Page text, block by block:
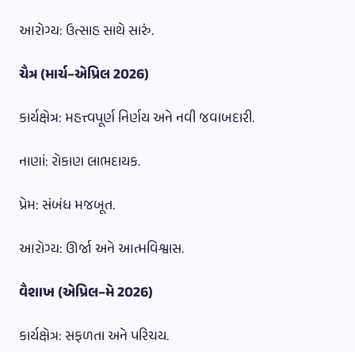
આરોગ્ય: ઉત્સાહ સાથે સારું.
ચૈત્ર (માર્ચ–એપ્રિલ 2026)
કાર્યક્ષેત્ર: મહત્ત્વપૂર્ણ નિર્ણય અને નવી જવાબદારી.
નાણાં: રોકાણ લાભદાયક.
પ્રેમ: સંબંધ મજબૂત.
આરોગ્ય: ઊર્જા અને આત્મવિશ્વાસ.
વૈશાખ (એપ્રિલ–મે 2026)
કાર્યક્ષેત્ર: સફળતા અને પરિચય.